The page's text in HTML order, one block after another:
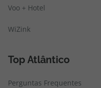
Voo + Hotel
WiZink
Top Atlântico
Perguntas Frequentes